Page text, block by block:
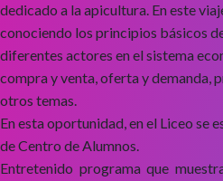
dedicado a la apicultura. En este
conociendo los principios básicos
diferentes actores en el sistema
compra y venta, oferta y demanda,
otros temas.
En esta oportunidad, en el Liceo se
de Centro de Alumnos.
Entretenido programa que